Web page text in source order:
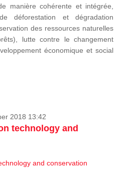
manière cohérente et intégrée,
déforestation et dégradation
des ressources naturelles
lutte contre le changement
économique et social
2018 13:42
technology and